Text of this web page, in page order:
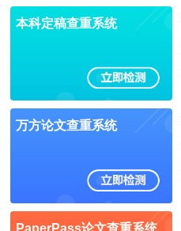
本科定稿查重系统
万方论文查重系统
PaperPass论文查重系统